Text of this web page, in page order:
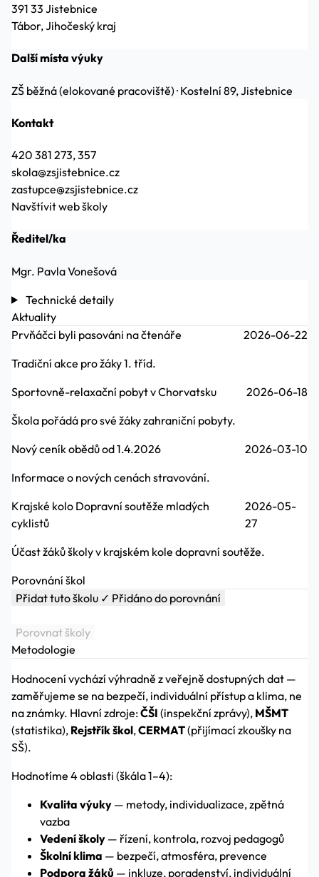
391 33 Jistebnice
Tábor, Jihočeský kraj
Další místa výuky
ZŠ běžná (elokované pracoviště) · Kostelní 89, Jistebnice
Kontakt
420 381 273, 357
skola@zsjistebnice.cz
zastupce@zsjistebnice.cz
Navštívit web školy
Ředitel/ka
Mgr. Pavla Vonešová
Technické detaily
Aktuality
Prvňáčci byli pasováni na čtenáře
2026-06-22
Tradiční akce pro žáky 1. tříd.
Sportovně-relaxační pobyt v Chorvatsku
2026-06-18
Škola pořádá pro své žáky zahraniční pobyty.
Nový ceník obědů od 1.4.2026
2026-03-10
Informace o nových cenách stravování.
Krajské kolo Dopravní soutěže mladých
cyklistů
2026-05-
27
Účast žáků školy v krajském kole dopravní soutěže.
Porovnání škol
Přidat tuto školu ✓ Přidáno do porovnání
Porovnat školy
Metodologie
Hodnocení vychází výhradně z veřejně dostupných dat —
zaměřujeme se na bezpečí, individuální přístup a klima, ne
na známky. Hlavní zdroje:ČŠI (inspekční zprávy), MŠMT
(statistika), Rejstřík škol,CERMAT(přijímací zkoušky na
SŠ).
Hodnotíme 4 oblasti (škála 1–4):
Kvalita výuky — metody, individualizace, zpětná
vazba
Vedení školy — řízení, kontrola, rozvoj pedagogů
Školní klima — bezpečí, atmosféra, prevence
Podpora žáků — inkluze, poradenství, individuální